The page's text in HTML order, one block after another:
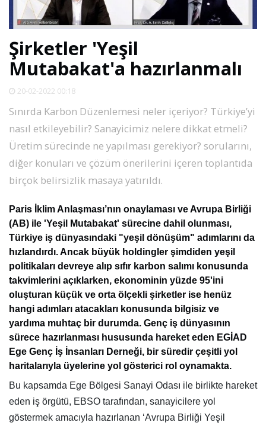
SPOR
DÜNYA
VİDEO
REKLAMLAR
Şirketler 'Yeşil
Mutabakat'a hazırlanmalı
20-02-2022 00:18
Sınırda Karbon Düzenlemesi neler içeriyor? Türkiye’yi
nasıl etkileyebilir? Sanayicimiz nelere dikkat etmeli?
Üretim sürecinde ne yapılması gerekiyor? sorularını,
diğer konuları ve çözüm önerilerini içeren toplantıda
birçok belirsizlik masaya yatırıldı.
Paris İklim Anlaşması’nın onaylaması ve Avrupa Birliği
(AB) ile 'Yeşil Mutabakat' sürecine dahil olunması,
Türkiye iş dünyasındaki "yeşil dönüşüm" adımlarını da
hızlandırdı. Ancak büyük holdingler şimdiden yeşil
politikaları devreye alıp sıfır karbon salımı konusunda
takvimlerini açıklarken, ekonominin yüzde 95'ini
oluşturan küçük ve orta ölçekli şirketler ise henüz
hangi adımları atacakları konusunda bilgisiz ve
yardıma muhtaç bir durumda. Genç iş dünyasının
sürece hazırlanması hususunda hareket eden EGİAD
Ege Genç İş İnsanları Derneği, bir süredir çeşitli yol
haritalarıyla üyelerine yol gösterici rol oynamakta.
Bu kapsamda Ege Bölgesi Sanayi Odası ile birlikte hareket
eden iş örgütü, EBSO tarafından, sanayicilere yol
göstermek amacıyla hazırlanan ‘Avrupa Birliği Yeşil